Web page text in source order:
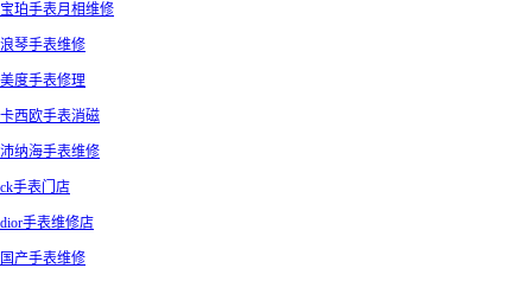
宝珀手表月相维修
浪琴手表维修
美度手表修理
卡西欧手表消磁
沛纳海手表维修
ck手表门店
dior手表维修店
国产手表维修